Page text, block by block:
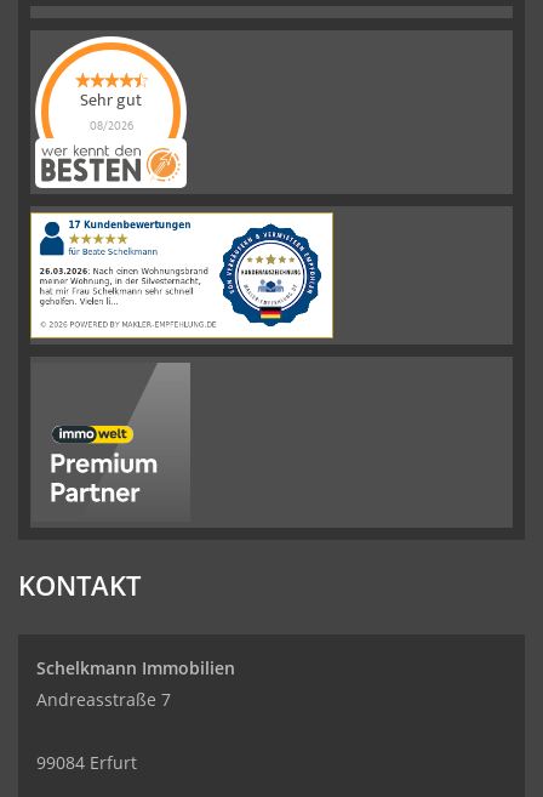
Sehr gut
08/2026
Schelkmann
Immobilienhat
|110Schelkmann
ImmobilienBewertungen
auf
werkenntdenBESTEN.de
KONTAKT
Schelkmann Immobilien
Andreasstraße 7
99084 Erfurt